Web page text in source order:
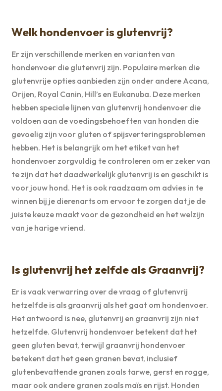
Welk hondenvoer is glutenvrij?
Er zijn verschillende merken en varianten van
hondenvoer die glutenvrij zijn. Populaire merken die
glutenvrije opties aanbieden zijn onder andere Acana,
Orijen, Royal Canin, Hill’s en Eukanuba. Deze merken
hebben speciale lijnen van glutenvrij hondenvoer die
voldoen aan de voedingsbehoeften van honden die
gevoelig zijn voor gluten of spijsverteringsproblemen
hebben. Het is belangrijk om het etiket van het
hondenvoer zorgvuldig te controleren om er zeker van
te zijn dat het daadwerkelijk glutenvrij is en geschikt is
voor jouw hond. Het is ook raadzaam om advies in te
winnen bij je dierenarts om ervoor te zorgen dat je de
juiste keuze maakt voor de gezondheid en het welzijn
van je harige vriend.
Is glutenvrij het zelfde als Graanvrij?
Er is vaak verwarring over de vraag of glutenvrij
hetzelfde is als graanvrij als het gaat om hondenvoer.
Het antwoord is nee, glutenvrij en graanvrij zijn niet
hetzelfde. Glutenvrij hondenvoer betekent dat het
geen gluten bevat, terwijl graanvrij hondenvoer
betekent dat het geen granen bevat, inclusief
glutenbevattende granen zoals tarwe, gerst en rogge,
maar ook andere granen zoals maïs en rijst. Honden